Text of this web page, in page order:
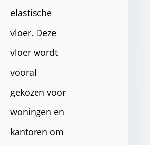
elastische
vloer. Deze
vloer wordt
vooral
gekozen voor
woningen en
kantoren om